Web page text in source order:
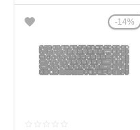
14%